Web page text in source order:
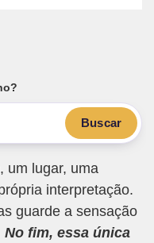
Buscar
um lugar, uma
interpretação.
guarde a sensação
No fim, essa única